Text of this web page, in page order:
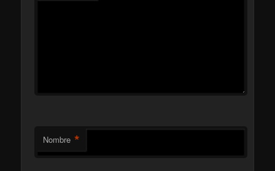
Nombre *